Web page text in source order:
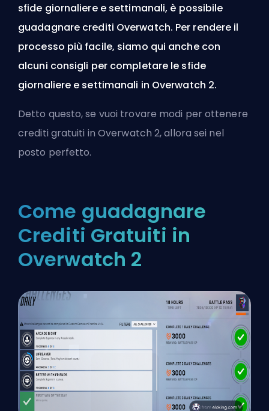
sfide giornaliere e settimanali, è possibile
guadagnare crediti Overwatch. Per rendere il
processo più facile, siamo qui anche con
alcuni consigli per completare le sfide
giornaliere e settimanali in Overwatch 2.
Detto questo, se vuoi trovare modi per ottenere
crediti gratuiti in Overwatch 2, allora sei nel
posto perfetto.
Come guadagnare
Crediti Gratuiti in
Overwatch 2